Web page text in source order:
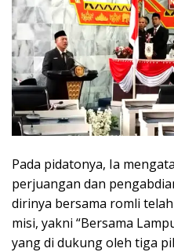
Pada pidatonya, Ia
perjuangan dan
dirinya bersama romli
misi, yakni “Bersama
yang di dukung oleh tiga